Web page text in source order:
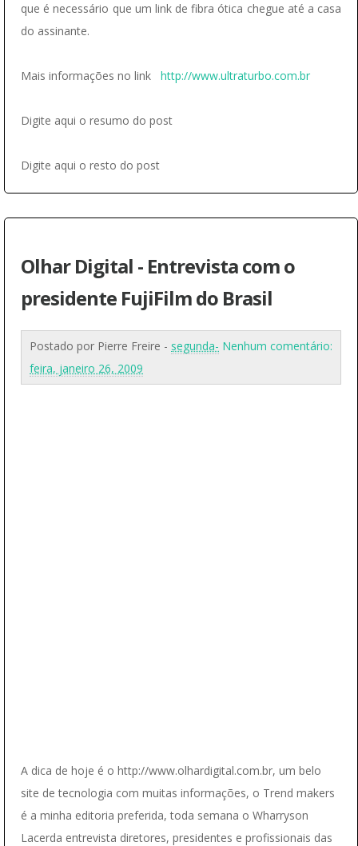
que é necessário que um link de fibra ótica chegue até a casa
do assinante.
Mais informações no link http://www.ultraturbo.com.br
Digite aqui o resumo do post
Digite aqui o resto do post
Olhar Digital - Entrevista com o
presidente FujiFilm do Brasil
Nenhum comentário:
Postado por Pierre Freire - segunda-
feira, janeiro 26, 2009
A dica de hoje é o http://www.olhardigital.com.br, um belo
site de tecnologia com muitas informações, o Trend makers
é a minha editoria preferida, toda semana o Wharryson
Lacerda entrevista diretores, presidentes e profissionais das